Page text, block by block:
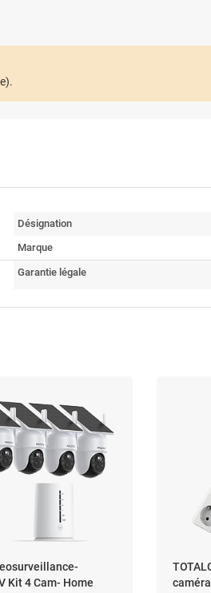
Désignation
Marque
Garantie légale
Kit 4 Cam- Home